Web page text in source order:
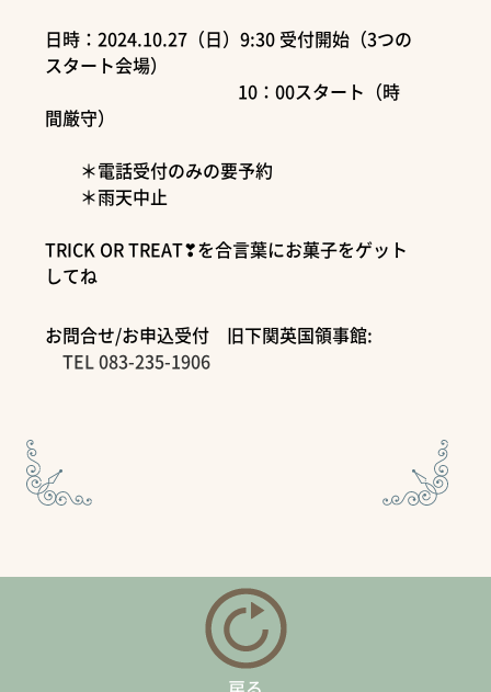
日時：2024.10.27（日）9:30 受付開始（3つの
スタート会場）
10：00スタート（時
間厳守）
＊電話受付のみの要予約
＊雨天中止
TRICK OR TREAT❣を合言葉にお菓子をゲット
してね
お問合せ/お申込受付 旧下関英国領事館:
TEL 083-235-1906